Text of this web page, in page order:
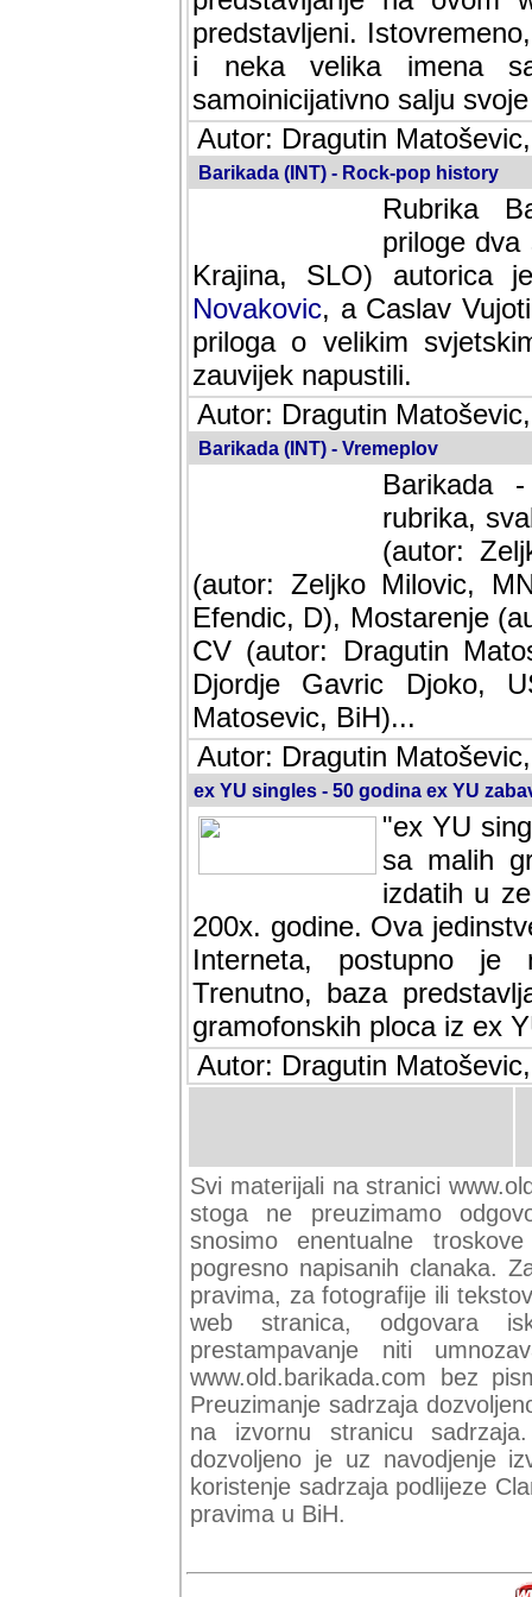
predstavljeni.
i neka velika imena
samoinicijativno salju
Autor: Dragutin
Barikada (INT) - Rock-pop history
Rubrika
dva
SLO) autorica je velikog
Caslav Vujotic
velikim svjetskim
napustili.
Autor: Dragutin
Barikada (INT) - Vremeplov
Barikada
rubrika,
(autor:
(autor: Zeljko Milovic,
Efendic, D), Mostarenje
CV (autor: Dragutin
Djordje Gavric Djoko,
Matosevic, BiH)...
Autor: Dragutin
ex YU singles - 50 godina ex YU
"ex YU
sa malih
izdatih u
200x. godine. Ova
Interneta, postupno je
baza predstavlja
ploca iz ex YU.
Autor: Dragutin
Svi materijali na stranici
stoga ne preuzimamo
snosimo enentualne
pogresno napisanih clanaka.
pravima, za fotografije ili
web stranica, odgovara
prestampavanje niti
www.old.barikada.com bez
Preuzimanje sadrzaja
na izvornu stranicu
dozvoljeno je uz navodjenje
koristenje sadrzaja podlijeze
pravima u BiH.